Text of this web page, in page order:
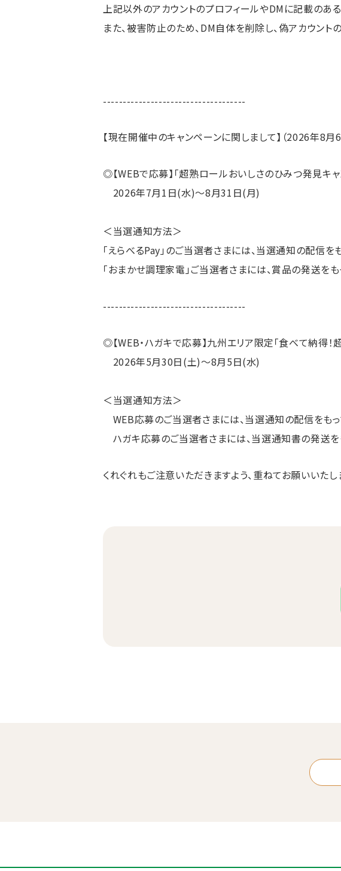
上記以外のアカウントのプロフィールやDMに記載のあ
また、被害防止のため、DM自体を削除し、偽アカウント
------------------------------------
【現在開催中のキャンペーンに関しまして】（2026年8月
◎【WEBで応募】「超熟ロールおいしさのひみつ発見キャ
2026年7月1日(水)～8月31日(月)
＜当選通知方法＞
「えらべるPay」のご当選者さまには、当選通知の配信
「おまかせ調理家電」ご当選者さまには、賞品の発送を
------------------------------------
◎【WEB・ハガキで応募】九州エリア限定「食べて納得！
2026年5月30日(土)〜8月5日(水)
＜当選通知方法＞
WEB応募のご当選者さまには、当選通知の配信をも
ハガキ応募のご当選者さまには、当選通知書の発送
くれぐれもご注意いただきますよう、重ねてお願いいたし